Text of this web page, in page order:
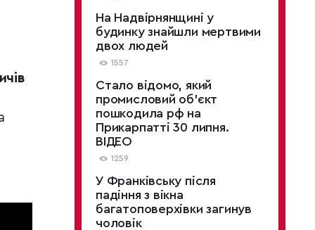
На Надвірнянщині у
будинку знайшли мертвими
двох людей
1557
Стало відомо, який
промисловий об’єкт
пошкодила рф на
Прикарпатті 30 липня.
ВІДЕО
1259
У Франківську після
падіння з вікна
багатоповерхівки загинув
чоловік